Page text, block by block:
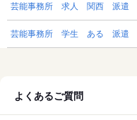
芸能事務所 求人 関西 派遣
芸能事務所 学生 ある 派遣
よくあるご質問